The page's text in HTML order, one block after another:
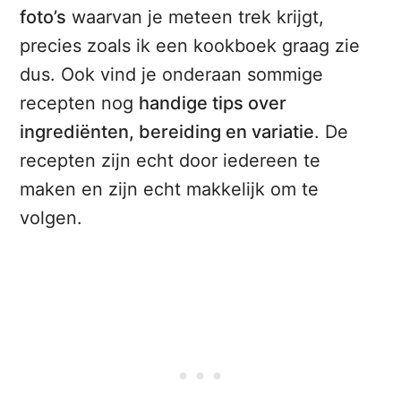
foto’s waarvan je meteen trek krijgt,
precies zoals ik een kookboek graag zie
dus. Ook vind je onderaan sommige
recepten nog handige tips over
ingrediënten, bereiding en variatie. De
recepten zijn echt door iedereen te
maken en zijn echt makkelijk om te
volgen.